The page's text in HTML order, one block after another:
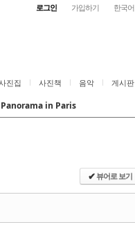
로그인 가입하기 한국어
진집 사진책 음악 게시판
Panorama in Paris
✔뷰어로 보기